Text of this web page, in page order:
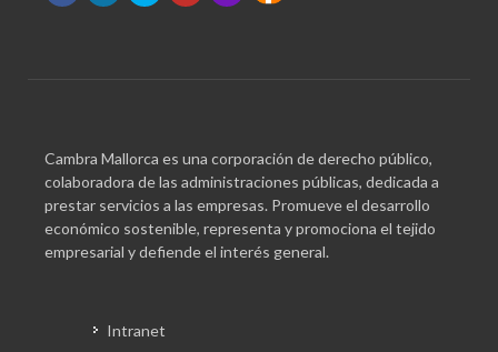
Cambra Mallorca es una corporación de derecho público,
colaboradora de las administraciones públicas, dedicada a
prestar servicios a las empresas. Promueve el desarrollo
económico sostenible, representa y promociona el tejido
empresarial y defiende el interés general.
Intranet